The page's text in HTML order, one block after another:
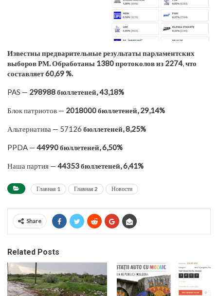
Известны предварительные результаты парламентских
выборов РМ. Обработаны 1380 протоколов из 2274,что
составляет 60,69 %.
PAS — 298988 бюллетеней, 43,18%
Блок патриотов — 2018000 бюллетеней, 29,14%
Альтернатива — 57126 бюллетеней, 8,25%
PPDA — 44990 бюллетеней, 6,50%
Наша партия — 44353 бюллетеней, 6,41%
Главная 1 Главная 2 Новости
Share
Related Posts